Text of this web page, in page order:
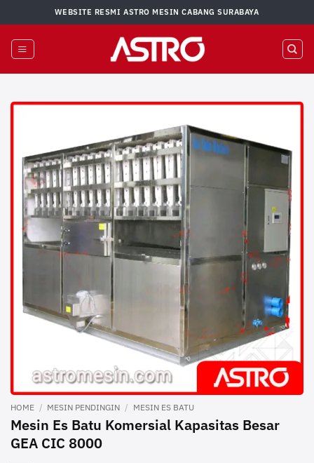
to
content
WEBSITE RESMI ASTRO MESIN CABANG SURABAYA
HOME / MESIN PENDINGIN / MESIN ES BATU
Mesin Es Batu Komersial Kapasitas Besar
GEA CIC 8000